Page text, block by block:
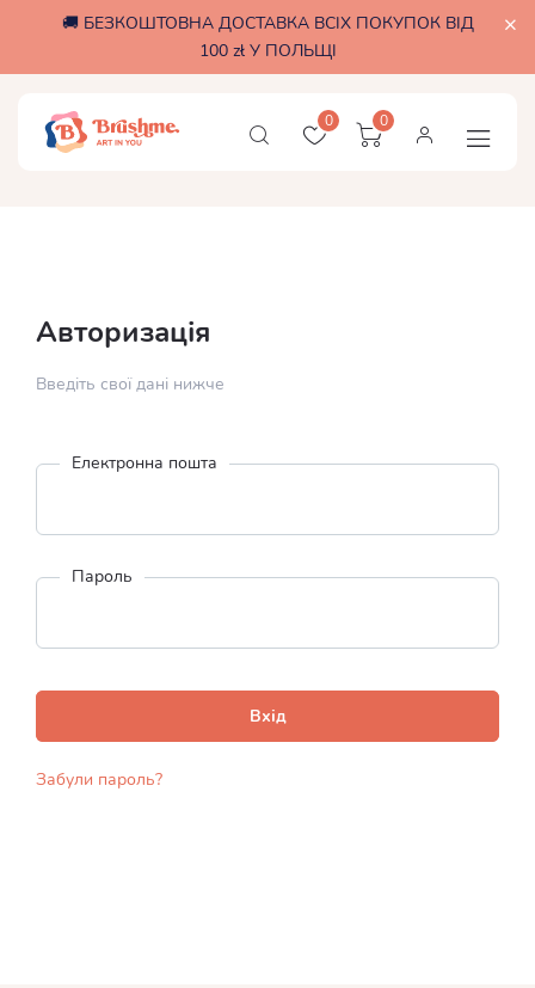
🚚 БЕЗКОШТОВНА ДОСТАВКА ВСІХ ПОКУПОК ВІД
100 zł У ПОЛЬЩІ
0 0
Авторизація
Введіть свої дані нижче
Електронна пошта
Пароль
Вхід
Забули пароль?